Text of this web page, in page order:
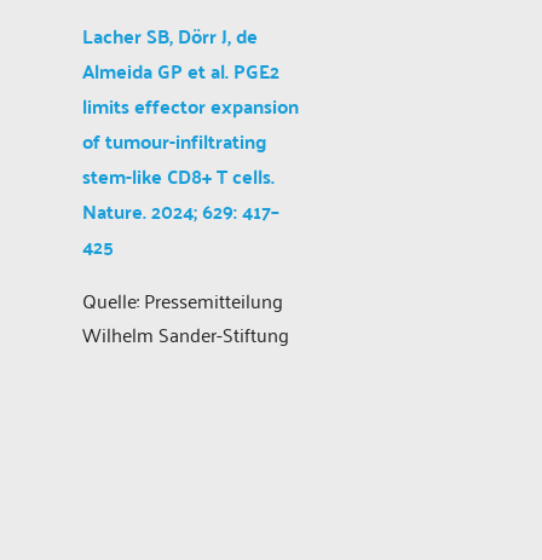
Lacher SB, Dörr J, de
Almeida GP et al. PGE2
limits effector expansion
of tumour-infiltrating
stem-like CD8+ T cells.
Nature. 2024; 629: 417–
425
Quelle: Pressemitteilung
Wilhelm Sander-Stiftung